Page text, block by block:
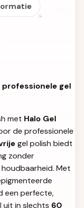
professionele gel
met Halo Gel
de professionele
gel polish biedt
zonder
Met
een perfecte,
uit in slechts 60